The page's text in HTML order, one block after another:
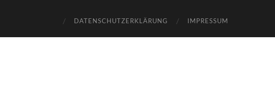
DATENSCHUTZERKLÄRUNG IMPRESSUM